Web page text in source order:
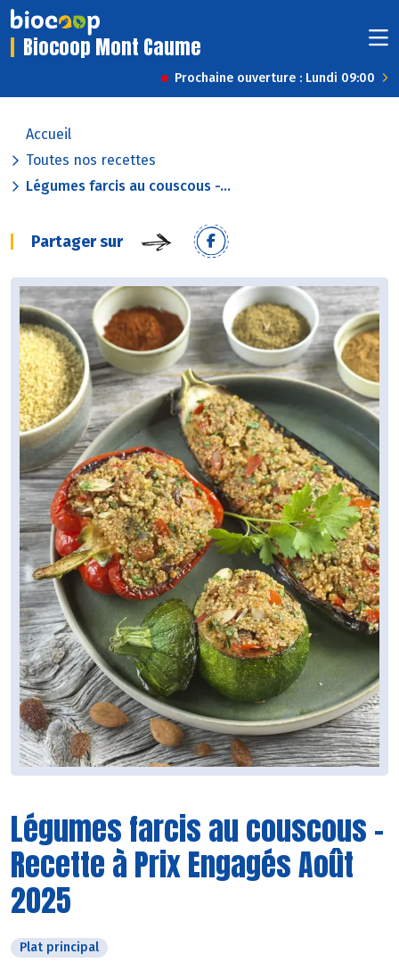
Biocoop Mont Caume
Prochaine ouverture : Lundi 09:00
Accueil
Toutes nos recettes
Légumes farcis au couscous -...
Partager sur
Légumes farcis au couscous -
Recette à Prix Engagés Août
2025
Plat principal